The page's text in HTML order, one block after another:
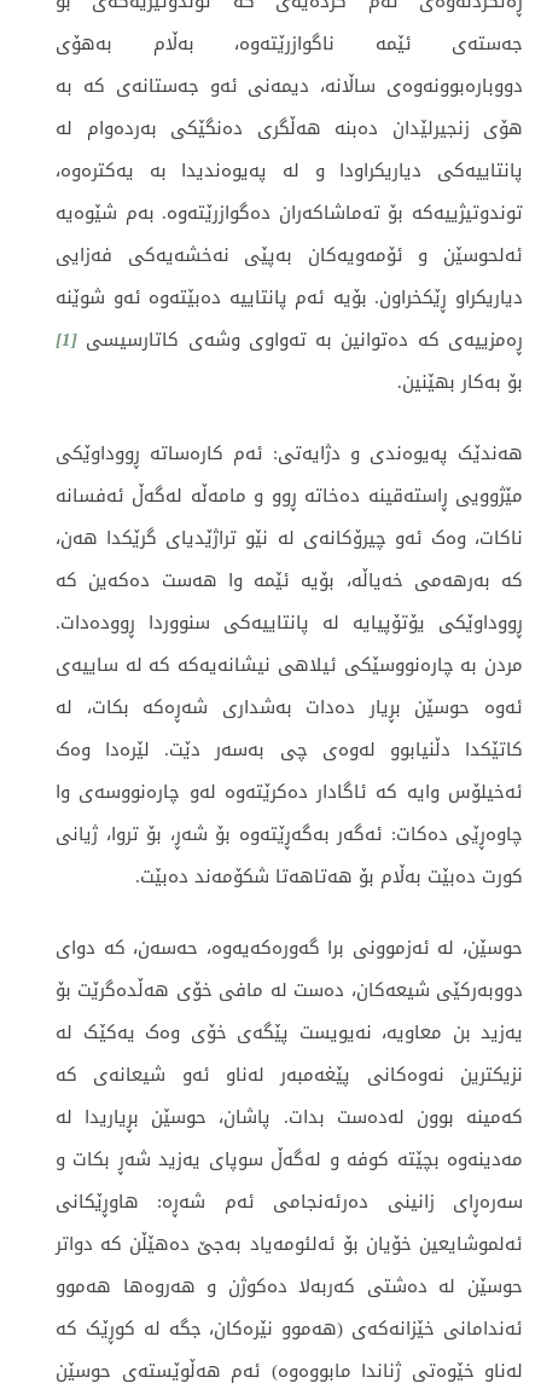
جەستەی ئێمە ناگوازرێتەوە، بەڵام بەهۆی
دووبارەبوونەوەی ساڵانە، دیمەنی ئەو جەستانەی کە بە
هۆی زنجیرلێدان دەبنە هەڵگری دەنگێکی بەردەوام لە
پانتاییەکی دیاریکراودا و لە پەیوەندیدا بە یەکترەوە،
توندوتیژییەکە بۆ تەماشاکەران دەگوازرێتەوە. بەم شێوەیە
ئەلحوسێن و ئۆمەویەکان بەپێی نەخشەیەکی فەزایی
دیاریکراو ڕێکخراون. بۆیە ئەم پانتاییە دەبێتەوە ئەو شوێنە
ڕەمزییەی کە دەتوانین بە تەواوی وشەی کاتارسیسی [1]
بۆ بەکار بهێنین.
هەندێک پەیوەندی و دژایەتی: ئەم کارەساتە ڕووداوێکی
مێژوویی ڕاستەقینە دەخاتە ڕوو و مامەڵە لەگەڵ ئەفسانە
ناکات، وەک ئەو چیرۆکانەی لە نێو تراژێدیای گرێکدا هەن،
کە بەرهەمی خەیاڵە، بۆیە ئێمە وا هەست دەکەین کە
ڕووداوێکی یۆتۆپیایە لە پانتاییەکی سنووردا ڕوودەدات.
مردن بە چارەنووسێکی ئیلاهی نیشانەیەکە کە لە ساییەی
ئەوە حوسێن بڕیار دەدات بەشداری شەڕەکە بکات، لە
کاتێکدا دڵنیابوو لەوەی چی بەسەر دێت. لێرەدا وەک
ئەخیلۆس وایە کە ئاگادار دەکرێتەوە لەو چارەنووسەی وا
چاوەڕێی دەکات: ئەگەر بەگەڕێتەوە بۆ شەڕ، بۆ تروا، ژیانی
کورت دەبێت بەڵام بۆ هەتاهەتا شکۆمەند دەبێت.
حوسێن، لە ئەزموونی برا گەورەکەیەوە، حەسەن، کە دوای
دووبەرکێی شیعەکان، دەست لە مافی خۆی هەڵدەگرێت بۆ
یەزید بن معاویە، نەیویست پێگەی خۆی وەک یەکێک لە
نزیکترین نەوەکانی پێغەمبەر لەناو ئەو شیعانەی کە
کەمینە بوون لەدەست بدات. پاشان، حوسێن بڕیاریدا لە
مەدینەوە بچێتە کوفە و لەگەڵ سوپای یەزید شەڕ بکات و
سەرەڕای زانینی دەرئەنجامی ئەم شەڕە: هاوڕێکانی
ئەلموشایعین خۆیان بۆ ئەلئومەیاد بەجێ دەهێڵن کە دواتر
حوسێن لە دەشتی کەربەلا دەکوژن و هەروەها هەموو
ئەندامانی خێزانەکەی (هەموو نێرەکان، جگە لە کوڕێک کە
لەناو خێوەتی ژناندا مابووەوە) ئەم هەڵوێستەی حوسێن